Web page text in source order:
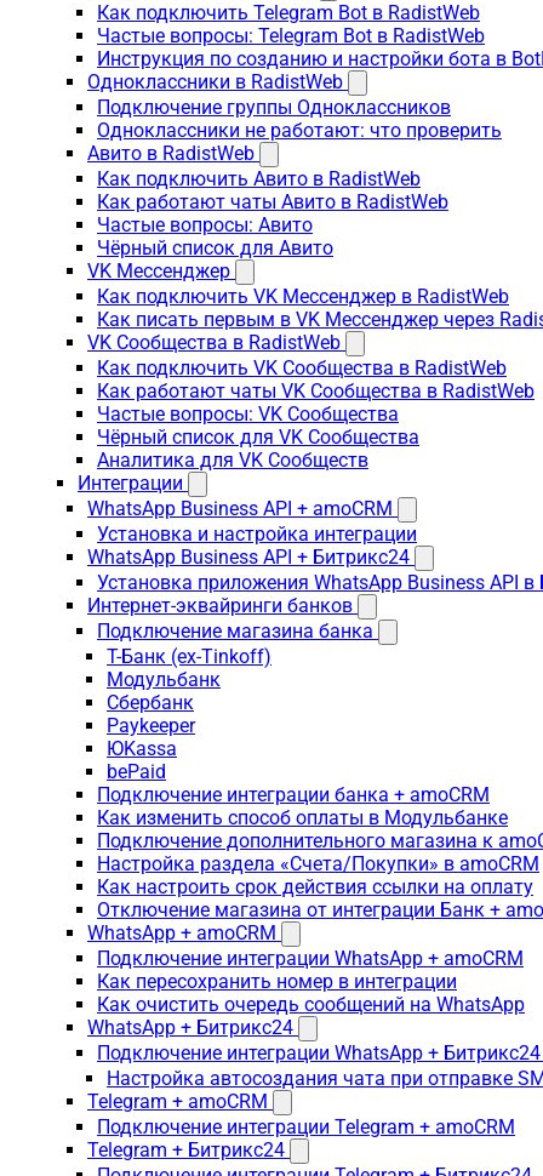
Как подключить Telegram Bot в RadistWeb
Частые вопросы: Telegram Bot в RadistWeb
Инструкция по созданию и настройки бота в
Одноклассники в RadistWeb
Подключение группы Одноклассников
Одноклассники не работают: что проверить
Авито в RadistWeb
Как подключить Авито в RadistWeb
Как работают чаты Авито в RadistWeb
Частые вопросы: Авито
Чёрный список для Авито
VK Мессенджер
Как подключить VK Мессенджер в RadistWeb
Как писать первым в VK Мессенджер через
VK Сообщества в RadistWeb
Как подключить VK Сообщества в RadistWeb
Как работают чаты VK Сообщества в RadistWeb
Частые вопросы: VK Сообщества
Чёрный список для VK Сообщества
Аналитика для VK Сообществ
Интеграции
WhatsApp Business API + amoCRM
Установка и настройка интеграции
WhatsApp Business API + Битрикс24
Установка приложения WhatsApp Business API
Интернет-эквайринги банков
Подключение магазина банка
Т-Банк (ex-Tinkoff)
Модульбанк
Сбербанк
Paykeeper
ЮKassa
bePaid
Подключение интеграции банка + amoCRM
Как изменить способ оплаты в Модульбанке
Подключение дополнительного магазина к
Настройка раздела «Счета/Покупки» в amoCRM
Как настроить срок действия ссылки на оплату
Отключение магазина от интеграции Банк +
WhatsApp + amoCRM
Подключение интеграции WhatsApp + amoCRM
Как пересохранить номер в интеграции
Как очистить очередь сообщений на WhatsApp
WhatsApp + Битрикс24
Подключение интеграции WhatsApp + Битрикс24
Настройка автосоздания чата при отправке
Telegram + amoCRM
Подключение интеграции Telegram + amoCRM
Telegram + Битрикс24